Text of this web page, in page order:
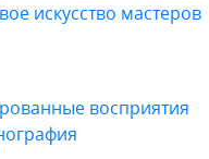
искусство мастеров
восприятия